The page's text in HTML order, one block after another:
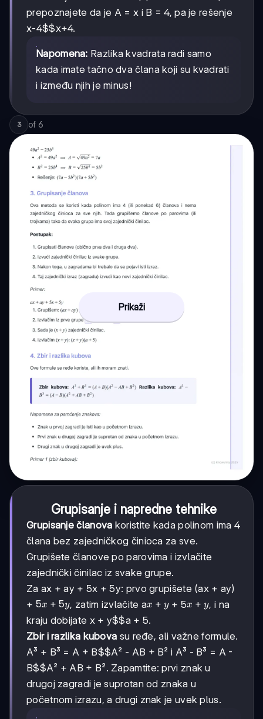
prepoznajete da je A = x i B = 4, pa je rešenje
x-4$$x+4.
Napomena: Razlika kvadrata radi samo
kada imate tačno dva člana koji su kvadrati
i između njih je minus!
3 of 6
Prikaži
Grupisanje i napredne tehnike
Grupisanje članova koristite kada polinom ima 4
člana bez zajedničkog činioca za sve.
Grupišete članove po parovima i izvlačite
zajednički činilac iz svake grupe.
Za ax + ay + 5x + 5y: prvo grupišete (ax + ay)
+ 5x
+
5y
5x + 5y, zatim izvlačite ax
+
y
x + y + 5x
x + y, i na
kraju dobijate x + y$$a + 5.
Zbir i razlika kubova su ređe, ali važne formule.
A³ + B³ = A + B$$A² - AB + B² i A³ - B³ = A -
B$$A² + AB + B². Zapamtite: prvi znak u
drugoj zagradi je suprotan od znaka u
početnom izrazu, a drugi znak je uvek plus.